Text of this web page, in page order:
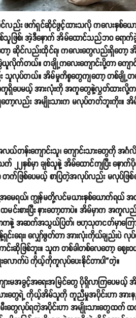
ည်း ဖက်ရှင်ဆိုင်ဖွင့်ထားသလို ကလေးနှစ်ယော
သူဖြစ်၊ အဲ့ဒီနောက် အိမ်ထောင်သည်ဘ၀ ရေ
ာ့ ဆိုင်လည်းထိုင်ရ၊ ကလေးတွေလည်းရှိတော့
ခွဲယူလိုက်တယ်။ တချို့ကလေးကျောင်းပို့တာ က
ည်း သူလုပ်တယ်။ အိမ်မှုကိစ္စတွေကျတော့
ကူရှိပေမယ့် အားလုံးကို အကူတွေနဲ့လွှတ်ထားလို့က
ကျတော့လည်း အမျိုးသားက မလုပ်တတ်ဘူးကိုး
န်းကျောင်းသူ၊ ကျောင်းသားတွေကို အင်္ဂ
၂၂နှစ်မှာ ချစ်သူနဲ့ အိမ်ထောင်ကျပြီး နောက်
က်ဖြစ်ပေမယ့် စာပြတဲ့အလုပ်လည်း မလုပ်ဖြ
မေရယ်၊ ကျွန်မတို့လင်မယားနှစ်ယောက်ရယ် အ
မင်းစားပြီး နားတော့တာပဲ။ အိမ်မှာက အ
ောကနဲ့ အဆက်အသွယ်ပြတ်၊ ဗဟုသုတငတ်မှာကြ
ရှင်းရေး၊ လျှော်ဖွတ်တာ အားလုံးကိုယ်ချည်း
င်းဆိုဖြစ်ဘူး။ သူက တစ်ခါတစ်လေတော့ ဈ
းလောက်ပဲ ကိုယ့်ကိုကူလုပ်ပေးနိုင်တာပါ”တဲ့။
ျားမအခွင့်အရေးအမြင်တွေ ပိုရှိလာကြပေ
းတွေရဲ့ ကိုယ့်အိမ်သူကို ကူညီမှုအပိုင်းဟာ အားန
သမီးတွေလုပ်ရတဲ့အပိုင်းဟာ အမျိုးသားတွေထ